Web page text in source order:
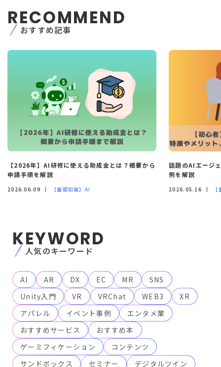
クラステージ セントラルビル15階
monoAI technology株式会社 個人情報お問合わ
せ窓口
7. 個人情報を提供されることの任意性に
個人情報を当社に提供することは任意ですがご提
供頂けない場合、３.の利用目的に関連した業務に
支障をきたし、ご本人が不利益を被る場合があり
ます。
8. Cookie情報について
当社は、セキュリティ確保・ユーザーサービス向
上のため当Webサイトで閲覧されたCookie情報
（OS、広告ID、コンピュータ名、言語設定等）を
RECOMMEND
おすすめ記事
【2026年】AI研修に使える助成金とは？概要から
申請手順を解説
2026.06.09 【基礎知識】AI
話題のAIエージ
例を解説
2026.05.16
KEYWORD
人気のキーワード
AI AR DX EC MR
SNS
Unity入門
VR VRChat WEB3
XR
アパレル
イベント事例
エンタメ業
おすすめサービス
おすすめ本
ゲーミフィケーション
コンテンツ
サンドボックス
セミナー デジタルツイン